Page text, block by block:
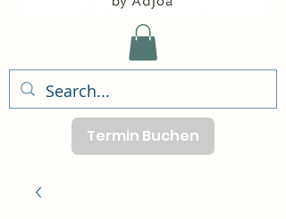
Termin Buchen